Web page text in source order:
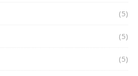
(5)
(5)
(5)